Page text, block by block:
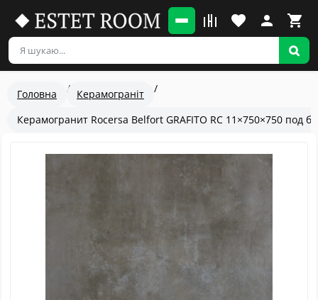
Головна
Керамограніт
Керамогранит Rocersa Belfort GRAFITO RC 11×750×750 под
Популярный